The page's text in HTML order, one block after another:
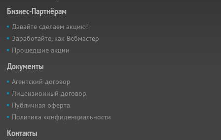
Бизнес-Партнёрам
Давайте сделаем акцию!
Заработайте, как Вебмастер
Прошедшие акции
Документы
Агентский договор
Лицензионный договор
Публичная оферта
Политика конфиденциальности
Контакты